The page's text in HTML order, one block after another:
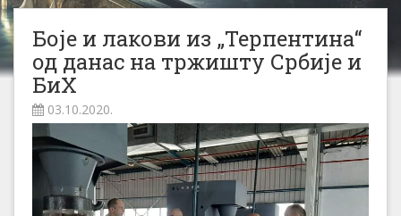
Боје и лакови из „Терпентина“
од данас на тржишту Србије и
БиХ
03.10.2020.